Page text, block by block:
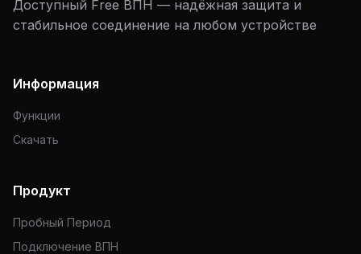
Доступный Free ВПН — надёжная защита и
стабильное соединение на любом устройстве
Информация
Функции
Скачать
Продукт
Пробный Период
Подключение ВПН